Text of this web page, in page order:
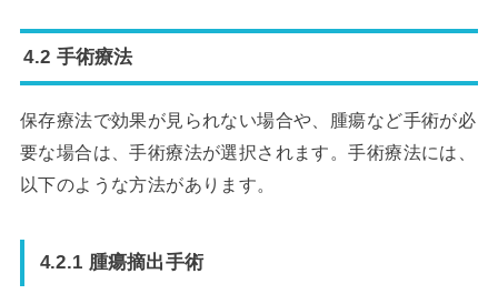
4.2 手術療法
保存療法で効果が見られない場合や、腫瘍など手術が必
要な場合は、手術療法が選択されます。手術療法には、
以下のような方法があります。
4.2.1 腫瘍摘出手術